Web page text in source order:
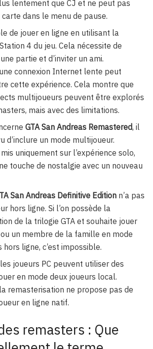
lentement que CJ et ne peut pas
dans le menu de pause.
de jouer en ligne en utilisant la
4 du jeu. Cela nécessite de
partie et d’inviter un ami.
connexion Internet lente peut
cette expérience. Cela montre que
multijoueurs peuvent être explorés
mais avec des limitations.
GTA San Andreas Remastered, il
d’inclure un mode multijoueur.
uniquement sur l’expérience solo,
touche de nostalgie avec un nouveau
San Andreas Definitive Edition n’a pas
hors ligne. Si l’on possède la
de la trilogie GTA et souhaite jouer
un membre de la famille en mode
hors ligne, c’est impossible.
joueurs PC peuvent utiliser des
en mode deux joueurs local.
remasterisation ne propose pas de
en ligne natif.
remasters : Que